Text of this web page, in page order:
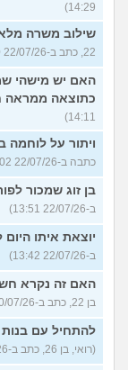
14:29)
שילוב משרה
22, כתב ב-22/07/26 14:20)
האם יש מישהי
כתוצאה ממראה
14:11)
ויתור על
כתבה ב-22/07/26 14:02)
בן זוג שמכור
ב-22/07/26 13:51)
יוצאת איתו היום
ב-22/07/26 13:42)
האם זה נקרא
בן 22, כתב ב-20/07/26 17:33)
להתחיל עם בנות
(רואי, בן 26, כתב ב-20/07/26 17:22)